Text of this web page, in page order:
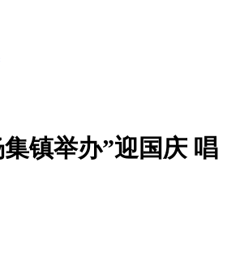
镇举办”迎国庆 唱